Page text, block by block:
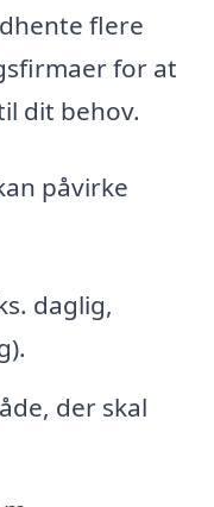
flere
for at
dit behov.
påvirke
daglig,
der skal